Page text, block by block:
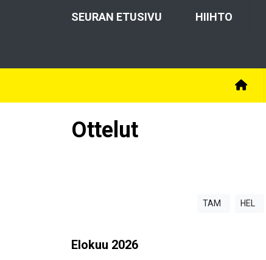
SEURAN ETUSIVU HIIHTO
Ottelut
TAM HEL
Elokuu 2026